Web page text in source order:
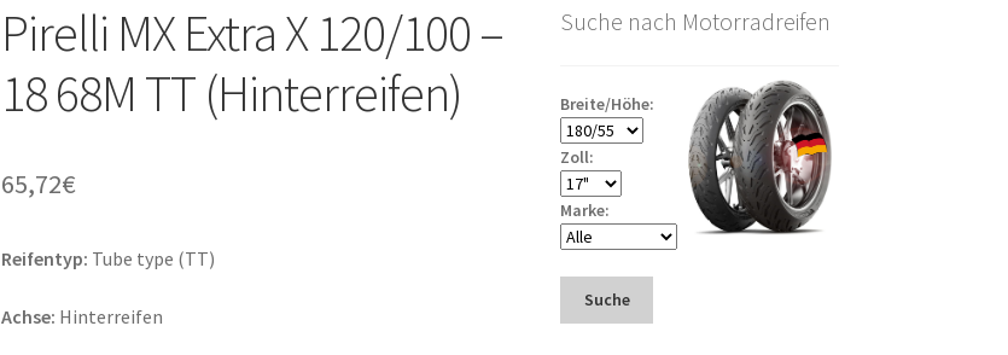
Pirelli MX Extra X 120/100 –
18 68M TT (Hinterreifen)
65,72€
Reifentyp: Tube type (TT)
Achse: Hinterreifen
Suche nach Motorradreifen
Breite/Höhe:
Zoll:
Marke:
Suche